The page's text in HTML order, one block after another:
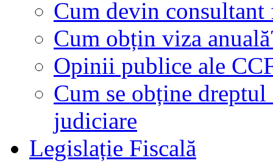
Cum devin consultant
Cum obțin viza
Opinii publice ale
Cum se obține
judiciare
Legislație Fiscală